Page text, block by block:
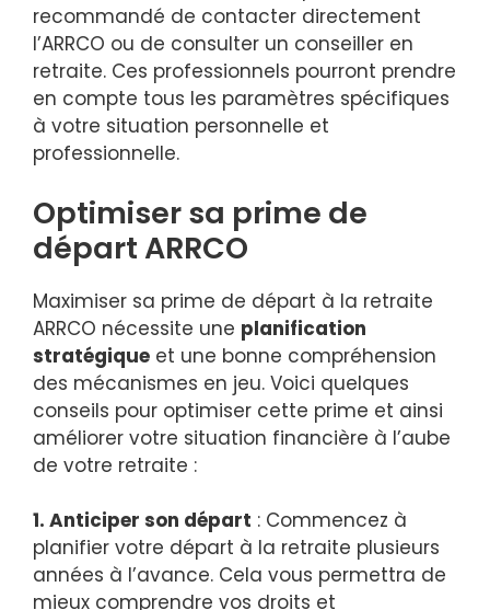
recommandé de contacter directement
l’ARRCO ou de consulter un conseiller en
retraite. Ces professionnels pourront prendre
en compte tous les paramètres spécifiques
à votre situation personnelle et
professionnelle.
Optimiser sa prime de
départ ARRCO
Maximiser sa prime de départ à la retraite
ARRCO nécessite une planification
stratégique et une bonne compréhension
des mécanismes en jeu. Voici quelques
conseils pour optimiser cette prime et ainsi
améliorer votre situation financière à l’aube
de votre retraite :
1. Anticiper son départ : Commencez à
planifier votre départ à la retraite plusieurs
années à l’avance. Cela vous permettra de
mieux comprendre vos droits et